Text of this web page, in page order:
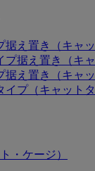
据え置き（キャ
プ据え置き（キ
据え置き（キャッ
イプ（キャットタ
・ケージ）